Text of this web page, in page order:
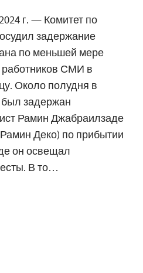
г. — Комитет по
задержание
по меньшей мере
СМИ в
Около полудня в
был задержан
Рамин Джабраилзаде
Деко) по прибытии
он освещал
В то…